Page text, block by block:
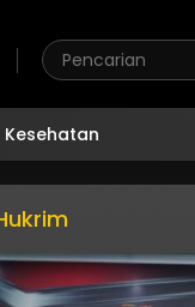
Kesehatan